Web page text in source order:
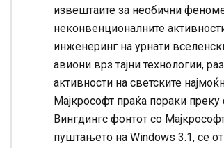
извештаите за необични
неконвенционалните
инженеринг на урнати
авиони врз тајни технологии,
активности на светските
Мајкрософт праќа пораки преку
Вингдингс фонтот со
пуштањето на Windows 3.1, се